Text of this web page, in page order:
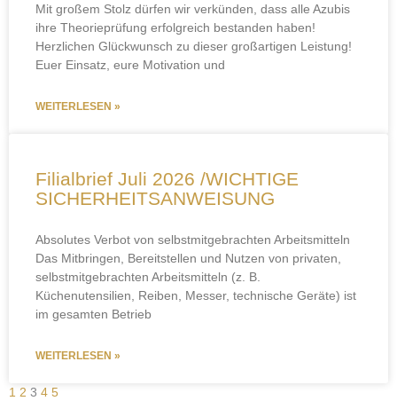
Mit großem Stolz dürfen wir verkünden, dass alle Azubis
ihre Theorieprüfung erfolgreich bestanden haben!
Herzlichen Glückwunsch zu dieser großartigen Leistung!
Euer Einsatz, eure Motivation und
WEITERLESEN »
Filialbrief Juli 2026 /WICHTIGE
SICHERHEITSANWEISUNG
Absolutes Verbot von selbstmitgebrachten Arbeitsmitteln
Das Mitbringen, Bereitstellen und Nutzen von privaten,
selbstmitgebrachten Arbeitsmitteln (z. B.
Küchenutensilien, Reiben, Messer, technische Geräte) ist
im gesamten Betrieb
WEITERLESEN »
1 2 3 4 5